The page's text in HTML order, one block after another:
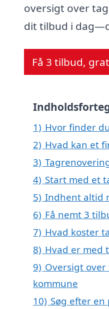
oversigt over
dit tilbud i
Få 3 tilbud,
1) Hvor finder
2) Hvad kan et
3)
4) Start med et
5) Indhent altid
6) Få nemt 3
7) Hvad koster
8) Hvad er med
9) Oversigt
kommune
10) Søg efter